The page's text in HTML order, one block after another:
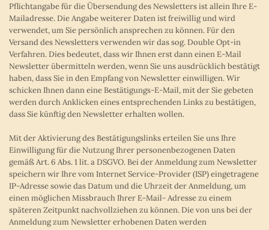
Pflichtangabe für die Übersendung des Newsletters ist allein Ihre E-
Mailadresse. Die Angabe weiterer Daten ist freiwillig und wird
verwendet, um Sie persönlich ansprechen zu können. Für den
Versand des Newsletters verwenden wir das sog. Double Opt-in
Verfahren. Dies bedeutet, dass wir Ihnen erst dann einen E-Mail
Newsletter übermitteln werden, wenn Sie uns ausdrücklich bestätigt
haben, dass Sie in den Empfang von Newsletter einwilligen. Wir
schicken Ihnen dann eine Bestätigungs-E-Mail, mit der Sie gebeten
werden durch Anklicken eines entsprechenden Links zu bestätigen,
dass Sie künftig den Newsletter erhalten wollen.
Mit der Aktivierung des Bestätigungslinks erteilen Sie uns Ihre
Einwilligung für die Nutzung Ihrer personenbezogenen Daten
gemäß Art. 6 Abs. 1 lit. a DSGVO. Bei der Anmeldung zum Newsletter
speichern wir Ihre vom Internet Service-Provider (ISP) eingetragene
IP-Adresse sowie das Datum und die Uhrzeit der Anmeldung, um
einen möglichen Missbrauch Ihrer E-Mail- Adresse zu einem
späteren Zeitpunkt nachvollziehen zu können. Die von uns bei der
Anmeldung zum Newsletter erhobenen Daten werden